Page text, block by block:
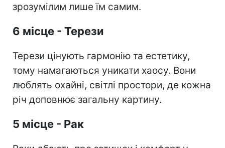
зрозумілим лише їм самим.
6 місце - Терези
Терези цінують гармонію та естетику,
тому намагаються уникати хаосу. Вони
люблять охайні, світлі простори, де кожна
річ доповнює загальну картину.
5 місце - Рак